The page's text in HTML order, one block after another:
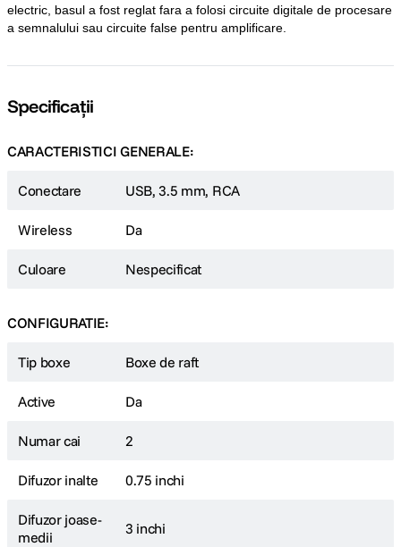
electric, basul a fost reglat fara a folosi circuite digitale de procesare
a semnalului sau circuite false pentru amplificare.
Specificații
CARACTERISTICI GENERALE:
Conectare USB, 3.5 mm, RCA
Wireless Da
Culoare Nespecificat
CONFIGURATIE:
Tip boxe Boxe de raft
Active Da
Numar cai 2
Difuzor inalte 0.75 inchi
Difuzor joase-
medii
3 inchi